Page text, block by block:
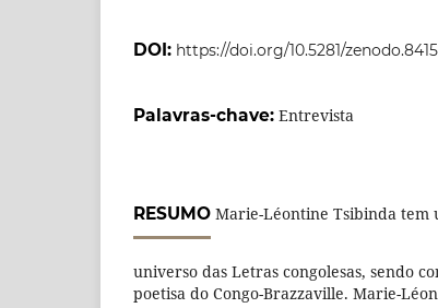
DOI: https://doi.org/10.5281/
Palavras-chave: Entrevista
RESUMO Marie-Léontine Tsibinda tem
universo das Letras congolesas, sendo
poetisa do Congo-Brazzaville. Marie-